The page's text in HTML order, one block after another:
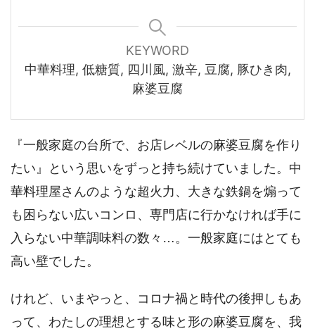
KEYWORD
中華料理, 低糖質, 四川風, 激辛, 豆腐, 豚ひき肉,
麻婆豆腐
『一般家庭の台所で、お店レベルの麻婆豆腐を作り
たい』という思いをずっと持ち続けていました。中
華料理屋さんのような超火力、大きな鉄鍋を煽って
も困らない広いコンロ、専門店に行かなければ手に
入らない中華調味料の数々…。一般家庭にはとても
高い壁でした。
けれど、いまやっと、コロナ禍と時代の後押しもあ
って、わたしの理想とする味と形の麻婆豆腐を、我